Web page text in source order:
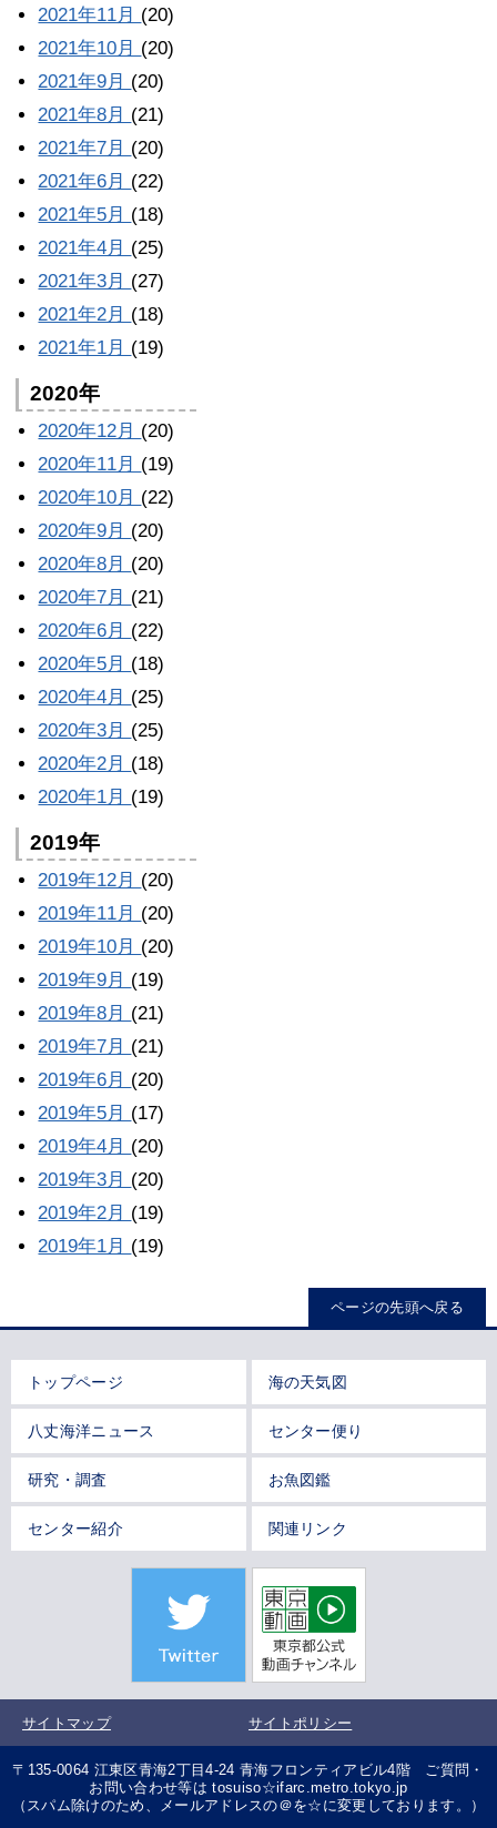
2021年11月 (20)
2021年10月 (20)
2021年9月 (20)
2021年8月 (21)
2021年7月 (20)
2021年6月 (22)
2021年5月 (18)
2021年4月 (25)
2021年3月 (27)
2021年2月 (18)
2021年1月 (19)
2020年
2020年12月 (20)
2020年11月 (19)
2020年10月 (22)
2020年9月 (20)
2020年8月 (20)
2020年7月 (21)
2020年6月 (22)
2020年5月 (18)
2020年4月 (25)
2020年3月 (25)
2020年2月 (18)
2020年1月 (19)
2019年
2019年12月 (20)
2019年11月 (20)
2019年10月 (20)
2019年9月 (19)
2019年8月 (21)
2019年7月 (21)
2019年6月 (20)
2019年5月 (17)
2019年4月 (20)
2019年3月 (20)
2019年2月 (19)
2019年1月 (19)
ページの先頭へ戻る
トップページ 海の天気図
八丈海洋ニュース センター便り
研究・調査 お魚図鑑
センター紹介 関連リンク
サイトマップ サイトポリシー
〒135-0064 江東区青海2丁目4-24 青海フロンティアビル4階 ご質問・
お問い合わせ等は tosuiso☆ifarc.metro.tokyo.jp
（スパム除けのため、メールアドレスの＠を☆に変更しております。）